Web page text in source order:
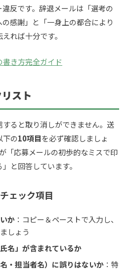
反です。辞退メールは「選考の
感謝」と「一身上の都合により
れば十分です。
書き方完全ガイド
スト
ると取り消しができません。送
下の10項目を必ず確認しましょ
「応募メールの初歩的なミスで印
と回答しています。
ェック項目
か ：コピー＆ペーストで入力し、
しょう
名」が含まれているか
・担当者名）に誤りはないか ：特